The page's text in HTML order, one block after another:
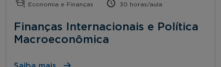
Economia e Finanças 30 horas/aula
Finanças Internacionais e Política
Macroeconômica